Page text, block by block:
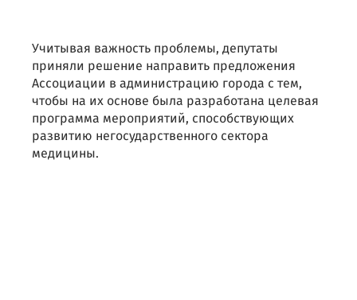
Учитывая важность проблемы, депутаты
приняли решение направить предложения
Ассоциации в администрацию города с тем,
чтобы на их основе была разработана целевая
программа мероприятий, способствующих
развитию негосударственного сектора
медицины.